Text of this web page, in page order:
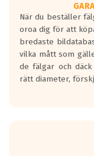
rullmotståndets
motorljudet.
På
en symbol av ett
bullernivå
medans de vita
ett tyst däck.
regelverket som
Ett däck med två
När du beställer
oroa dig för att
bredaste
vilka mått som
de fälgar och
rätt diameter,